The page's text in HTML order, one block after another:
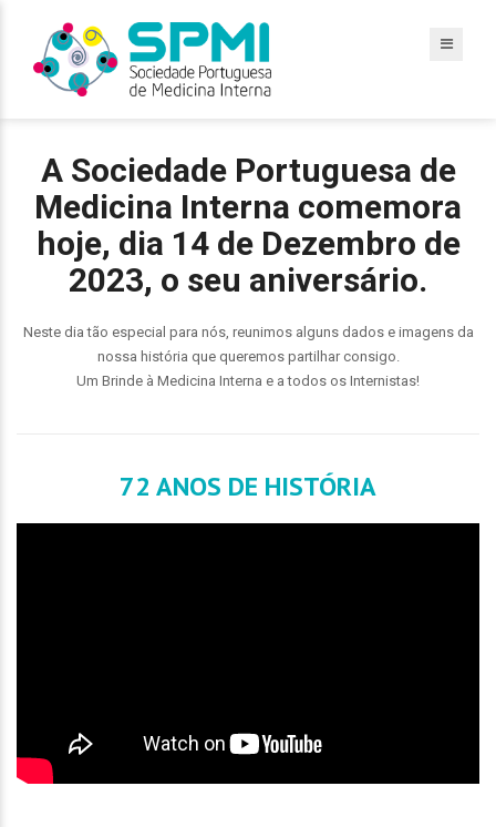
A Sociedade Portuguesa de
Medicina Interna comemora
hoje, dia 14 de Dezembro de
2023, o seu aniversário.
Neste dia tão especial para nós, reunimos alguns dados e imagens da
nossa história que queremos partilhar consigo.
Um Brinde à Medicina Interna e a todos os Internistas!
72 ANOS DE HISTÓRIA